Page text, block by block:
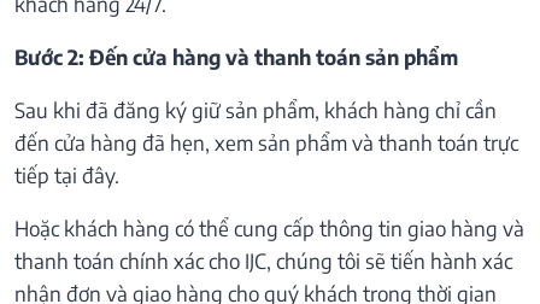
Bước 2: Đến cửa hàng và thanh toán sản phẩm
Sau khi đã đăng ký giữ sản phẩm, khách hàng chỉ cần
đến cửa hàng đã hẹn, xem sản phẩm và thanh toán trực
tiếp tại đây.
Hoặc khách hàng có thể cung cấp thông tin giao hàng và
thanh toán chính xác cho IJC, chúng tôi sẽ tiến hành xác
nhận đơn và giao hàng cho quý khách trong thời gian